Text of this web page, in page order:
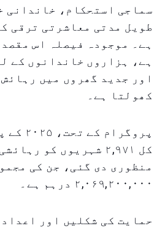
سماجی استحکام، خاندانی
طویل مدتی معاشرتی ترقی
ہے۔ موجودہ فیصلہ اس
ہے، ہزاروں خاندانوں کے
اور جدید گھروں میں
کھولتا ہے۔
کل ۲,۹۷۱ شہریوں کو
منظوری دی گئی، جن کی
۲,۰۶۹,۲۰۰,۰۰۰ درہم ہے۔
حمایت کی شکلیں اور اعداد